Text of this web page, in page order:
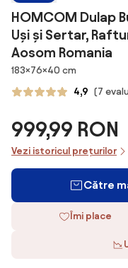
HOMCOM Dulap
Uși și Sertar,
Aosom Romania
Dimensiuni
183×76×40 cm
4,9 (7
999,99 RON
Vezi istoricul prețurilor
Către
Îmi place